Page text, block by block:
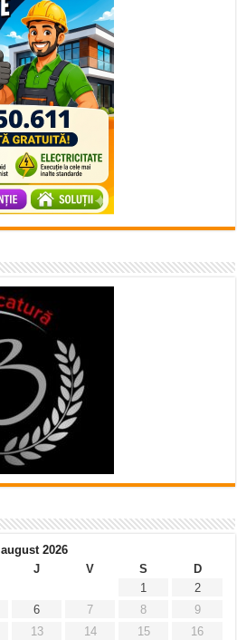
august 2026
J V S
D
1
2
6 7 8
9
13 14 15
16